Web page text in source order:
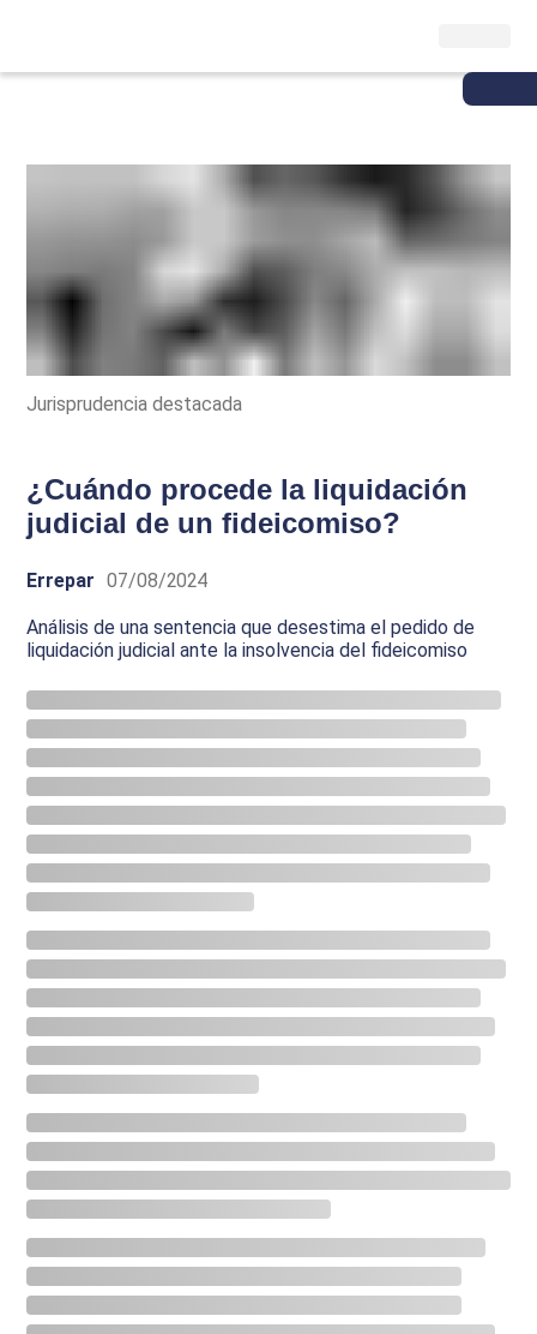
Jurisprudencia destacada
¿Cuándo procede la liquidación
judicial de un fideicomiso?
Errepar 07/08/2024
Análisis de una sentencia que desestima el pedido de
liquidación judicial ante la insolvencia del fideicomiso